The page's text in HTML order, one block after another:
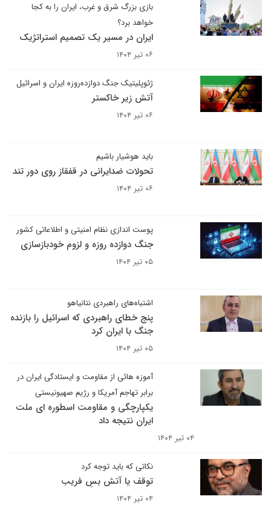
بازی بزرگ شرق و غرب، ایران را به کجا
خواهد برد؟
ایران در مسیر یک تصمیم استراتژیک
۰۶ تیر ۱۴۰۴
ژئوپلیتیک جنگ دوازده‌روزه ایران و اسرائیل
آتش زیر خاکستر
۰۶ تیر ۱۴۰۴
باید هوشیار باشیم
تحولات ضدایرانی در قفقاز روی دور تند
۰۶ تیر ۱۴۰۴
پوست اندازی نظام امنیتی و اطلاعاتی کشور
جنگ دوازده روزه و لزوم خودبازسازی
۰۵ تیر ۱۴۰۴
اشتباه‌های راهبردی نتانیاهو
پنج خطای راهبردی که اسرائیل را بازنده
جنگ با ایران کرد
۰۵ تیر ۱۴۰۴
آموزه هائی از مقاومت و ایستادگی ایران در
برابر تهاجم آمریکا و رژیم صهیونیستی
یکپارچگی و مقاومت اسطوره ای ملت
ایران نتیجه داد
۰۴ تیر ۱۴۰۴
نکاتی که باید توجه کرد
توقف یا آتش بسِ فریب
۰۴ تیر ۱۴۰۴